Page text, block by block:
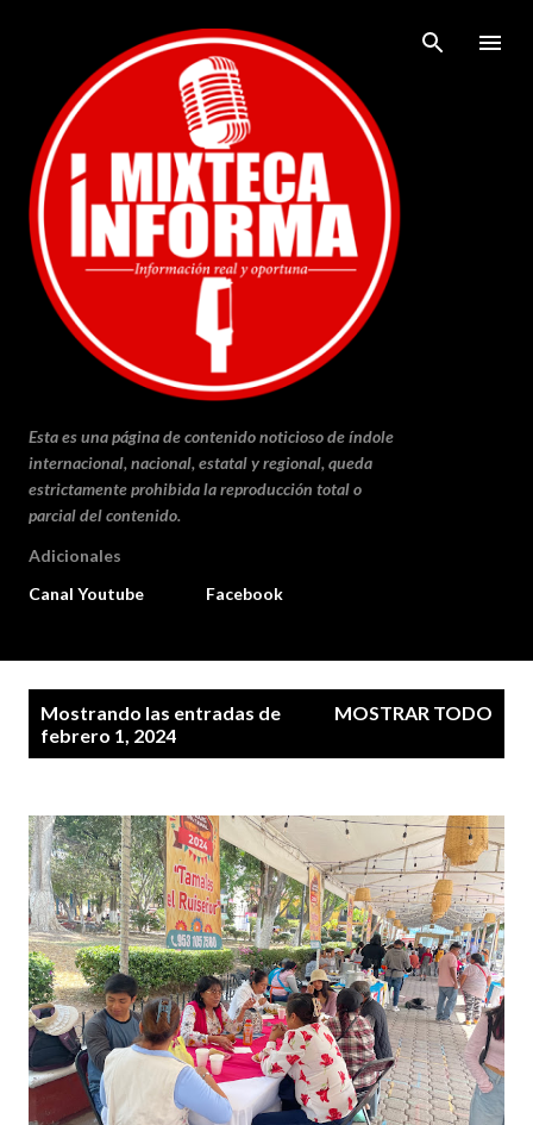
Ir al contenido principal
Esta es una página de contenido noticioso de índole
internacional, nacional, estatal y regional, queda
estrictamente prohibida la reproducción total o
parcial del contenido.
Adicionales
Canal Youtube
Facebook
Mostrando las entradas de
febrero 1, 2024
MOSTRAR TODO